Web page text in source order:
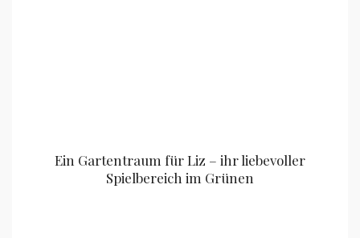
Ein Gartentraum für Liz – ihr liebevoller
Spielbereich im Grünen